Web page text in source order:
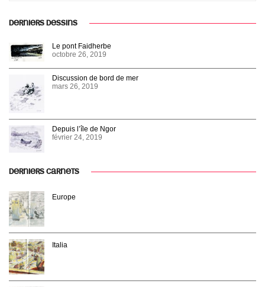
DERNIERS DESSINS
Le pont Faidherbe
octobre 26, 2019
Discussion de bord de mer
mars 26, 2019
Depuis l’île de Ngor
février 24, 2019
DERNIERS CARNETS
Europe
Italia